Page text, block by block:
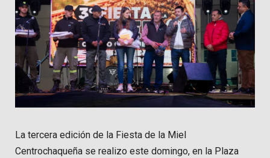
La tercera edición de la Fiesta de la Miel
Centrochaqueña se realizo este domingo, en la Plaza